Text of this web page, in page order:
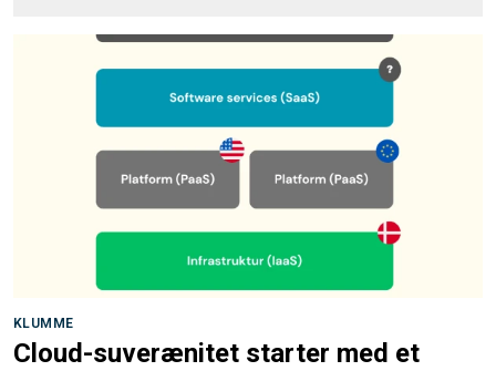
KLUMME
Cloud-suverænitet starter med et